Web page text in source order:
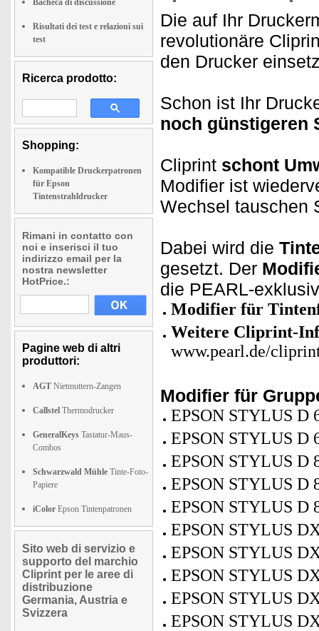
Bacheca di discussione
Risultati dei test e relazioni sui
test
Ricerca prodotto:
Shopping:
Kompatible Druckerpatronen
für Epson
Tintenstrahldrucker
Rimani in contatto con
noi e inserisci il tuo
indirizzo email per la
nostra newsletter
HotPrice.:
Pagine web di altri
produttori:
AGT Nietmuttern-Zangen
Callstel Thermodrucker
GeneralKeys Tastatur-Maus-
Combos
Schwarzwald Mühle Tinte-Foto-
Papiere
iColor Epson Tintenpatronen
Sito web di servizio e
supporto del marchio
Cliprint per le aree di
distribuzione
Germania, Austria e
Svizzera
Die auf Ihr
revolutionäre
den Drucker
Schon ist Ihr
noch günstigeren
Cliprint schont
Modifier ist
Wechsel tauschen
Dabei wird die
gesetzt. Der
die PEARL-
Modifier für
Weitere Cliprint-
www.pearl.de/
Modifier für
EPSON STYLUS D
EPSON STYLUS D
EPSON STYLUS D
EPSON STYLUS D
EPSON STYLUS D
EPSON STYLUS
EPSON STYLUS
EPSON STYLUS
EPSON STYLUS
EPSON STYLUS